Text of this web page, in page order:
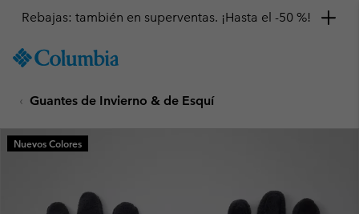
TO
SKIP
MAIN
NAV
SEARCH
Rebajas: también en superventas. ¡Hasta el -50 %!
Guantes de Invierno & de Esquí
Nuevos Colores